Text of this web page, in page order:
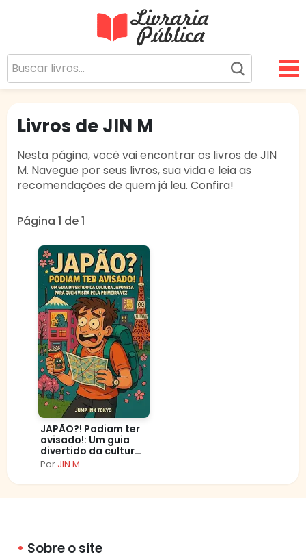
Sua Biblioteca Virtual Gratuita
Livros de JIN M
Nesta página, você vai encontrar os livros de JIN
M. Navegue por seus livros, sua vida e leia as
recomendações de quem já leu. Confira!
Página 1 de 1
JAPÃO?! Podiam ter
avisado!: Um guia
divertido da cultura
japonesa para quem
vez
Por JIN M
Sobre o site